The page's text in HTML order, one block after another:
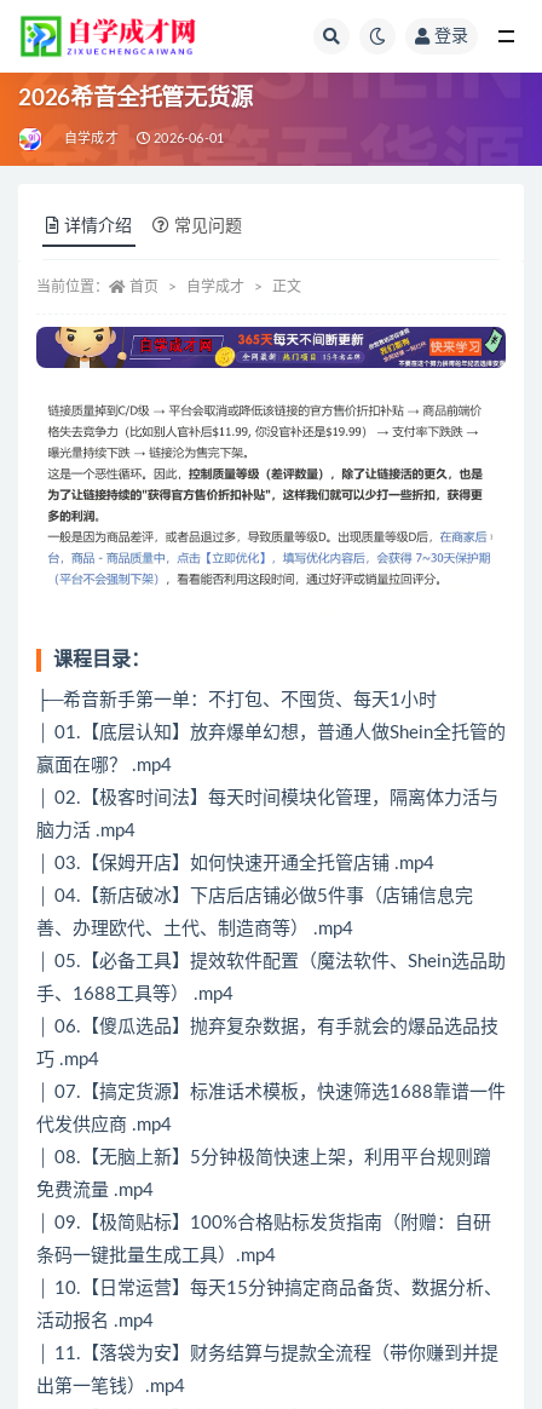
登录
2026希音全托管无货源
自学成才 2026-06-01
详情介绍 常见问题
当前位置： 首页 自学成才 正文
课程目录：
├─希音新手第一单：不打包、不囤货、每天1小时
│ 01.【底层认知】放弃爆单幻想，普通人做Shein全托管的
赢面在哪？ .mp4
│ 02.【极客时间法】每天时间模块化管理，隔离体力活与
脑力活 .mp4
│ 03.【保姆开店】如何快速开通全托管店铺 .mp4
│ 04.【新店破冰】下店后店铺必做5件事（店铺信息完
善、办理欧代、土代、制造商等） .mp4
│ 05.【必备工具】提效软件配置（魔法软件、Shein选品助
手、1688工具等） .mp4
│ 06.【傻瓜选品】抛弃复杂数据，有手就会的爆品选品技
巧 .mp4
│ 07.【搞定货源】标准话术模板，快速筛选1688靠谱一件
代发供应商 .mp4
│ 08.【无脑上新】5分钟极简快速上架，利用平台规则蹭
免费流量 .mp4
│ 09.【极简贴标】100%合格贴标发货指南（附赠：自研
条码一键批量生成工具）.mp4
│ 10.【日常运营】每天15分钟搞定商品备货、数据分析、
活动报名 .mp4
│ 11.【落袋为安】财务结算与提款全流程（带你赚到并提
出第一笔钱）.mp4